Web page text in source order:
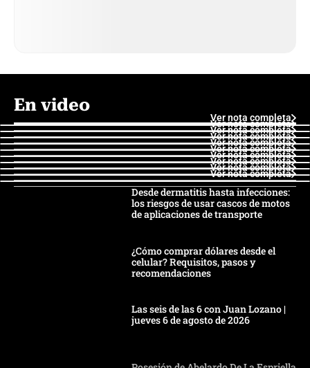
En video
Ver nota completa
Ver nota completa
Ver nota completa
Ver nota completa
Ver nota completa
Ver nota completa
Ver nota completa
Ver nota completa
Ver nota completa
Ver nota completa
Desde dermatitis hasta infecciones:
los riesgos de usar cascos de motos
de aplicaciones de transporte
¿Cómo comprar dólares desde el
celular? Requisitos, pasos y
recomendaciones
Las seis de las 6 con Juan Lozano |
jueves 6 de agosto de 2026